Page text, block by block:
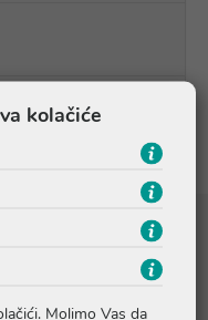
[WITCH HAZEL]
kolačiće
Molimo Vas da